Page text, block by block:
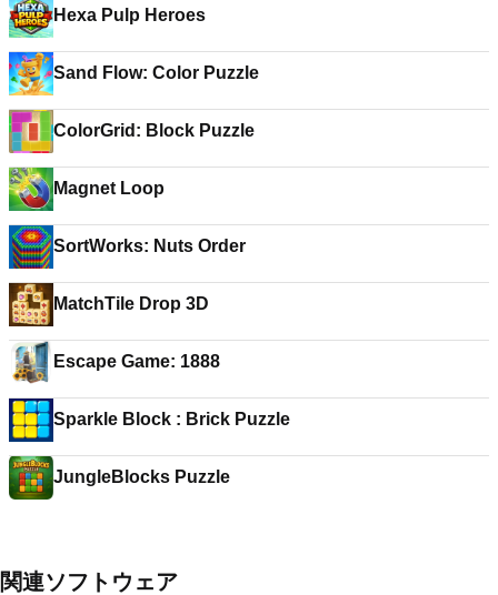
Hexa Pulp Heroes
Sand Flow: Color Puzzle
ColorGrid: Block Puzzle
Magnet Loop
SortWorks: Nuts Order
MatchTile Drop 3D
Escape Game: 1888
Sparkle Block : Brick Puzzle
JungleBlocks Puzzle
関連ソフトウェア